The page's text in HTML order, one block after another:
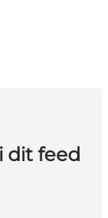
dit feed